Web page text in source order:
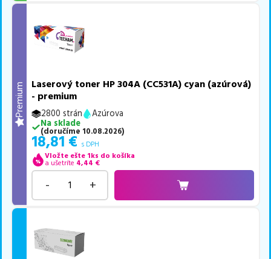
Premium
Laserový toner HP 304A (CC531A) cyan (azúrová)
- premium
2800 strán
Azúrova
Na sklade
(doručíme 10.08.2026)
18,81 € s DPH
Vložte ešte 1ks do košíka
a ušetríte 4,44 €
- +